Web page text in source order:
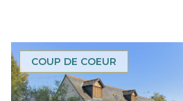
COUP DE COEUR